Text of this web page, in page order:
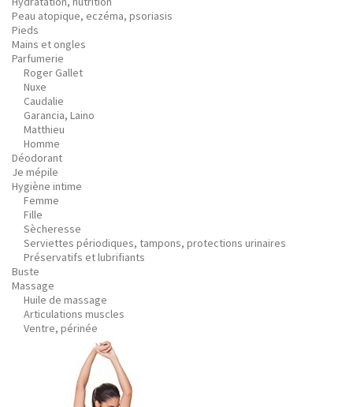
Peau atopique, eczéma, psoriasis
Pieds
Mains et ongles
Parfumerie
Roger Gallet
Nuxe
Caudalie
Garancia, Laino
Matthieu
Homme
Déodorant
Je mépile
Hygiène intime
Femme
Fille
Sècheresse
Serviettes périodiques, tampons, protections urinaires
Préservatifs et lubrifiants
Buste
Massage
Huile de massage
Articulations muscles
Ventre, périnée